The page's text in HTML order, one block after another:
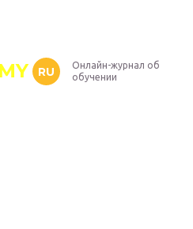
RU
Онлайн-журнал об
обучении